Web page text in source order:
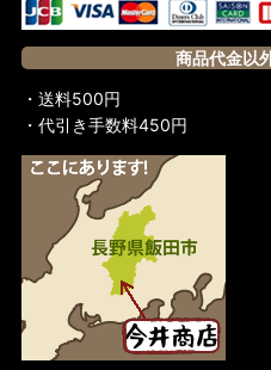
商品代金以
・送料500円
・代引き手数料450円